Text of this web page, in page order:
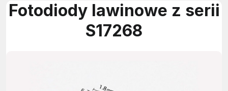
Fotodiody lawinowe z serii
S17268